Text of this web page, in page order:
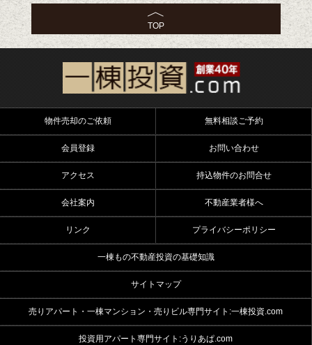
TOP
物件売却のご依頼 無料相談ご予約
会員登録 お問い合わせ
アクセス 持込物件のお問合せ
会社案内 不動産業者様へ
リンク プライバシーポリシー
一棟もの不動産投資の基礎知識
サイトマップ
売りアパート・一棟マンション・売りビル専門サイト:一棟投資.com
投資用アパート専門サイト:うりあぱ.com